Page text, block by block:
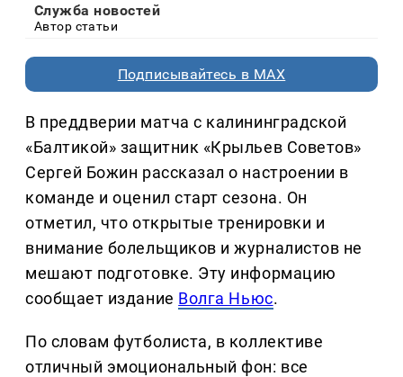
Служба новостей
Автор статьи
Подписывайтесь в MAX
В преддверии матча с калининградской
«Балтикой» защитник «Крыльев Советов»
Сергей Божин рассказал о настроении в
команде и оценил старт сезона. Он
отметил, что открытые тренировки и
внимание болельщиков и журналистов не
мешают подготовке. Эту информацию
сообщает издание Волга Ньюс.
По словам футболиста, в коллективе
отличный эмоциональный фон: все